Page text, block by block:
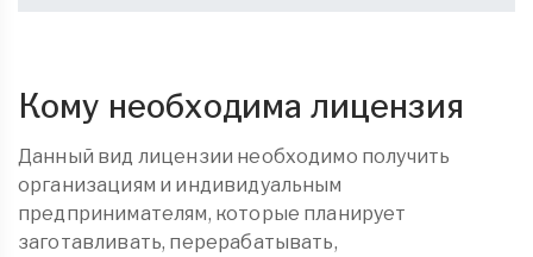
Кому необходима лицензия
Данный вид лицензии необходимо получить
организациям и индивидуальным
предпринимателям, которые планирует
заготавливать, перерабатывать,